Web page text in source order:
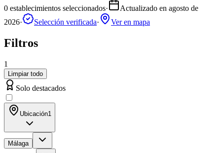
0 establecimientos seleccionados· Actualizado en agosto de
2026· Selección verificada· Ver en mapa
Filtros
1
Limpiar todo
Solo destacados
Ubicación1
Málaga